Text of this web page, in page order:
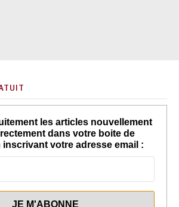
les articles nouvellement
dans votre boite de
votre adresse email :